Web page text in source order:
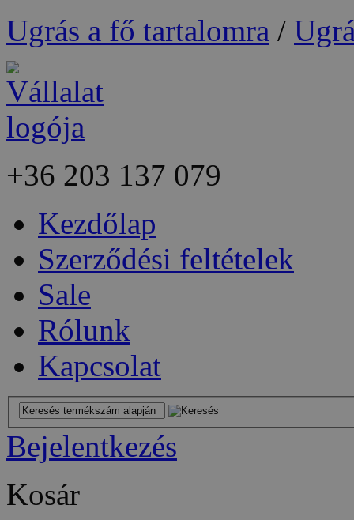
Ugrás a fő tartalomra /
+36 203 137 079
Kezdőlap
Szerződési feltételek
Sale
Rólunk
Kapcsolat
Bejelentkezés
Kosár